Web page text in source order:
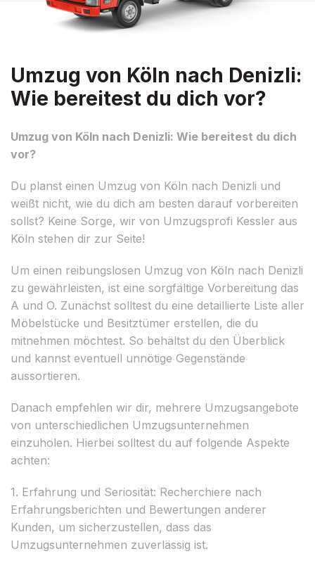
Umzug von Köln nach Denizli:
Wie bereitest du dich vor?
Umzug von Köln nach Denizli: Wie bereitest du dich
vor?
Du planst einen Umzug von Köln nach Denizli und
weißt nicht, wie du dich am besten darauf vorbereiten
sollst? Keine Sorge, wir von Umzugsprofi Kessler aus
Köln stehen dir zur Seite!
Um einen reibungslosen Umzug von Köln nach Denizli
zu gewährleisten, ist eine sorgfältige Vorbereitung das
A und O. Zunächst solltest du eine detaillierte Liste aller
Möbelstücke und Besitztümer erstellen, die du
mitnehmen möchtest. So behältst du den Überblick
und kannst eventuell unnötige Gegenstände
aussortieren.
Danach empfehlen wir dir, mehrere Umzugsangebote
von unterschiedlichen Umzugsunternehmen
einzuholen. Hierbei solltest du auf folgende Aspekte
achten:
1. Erfahrung und Seriosität: Recherchiere nach
Erfahrungsberichten und Bewertungen anderer
Kunden, um sicherzustellen, dass das
Umzugsunternehmen zuverlässig ist.